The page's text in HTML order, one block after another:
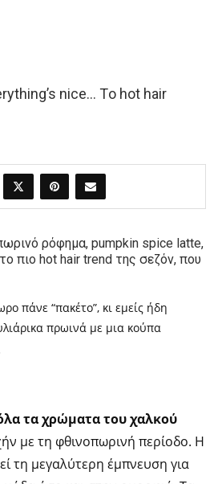
nice… Tο hot hair
ρόφημα, pumpkin spice latte,
πιο hot hair trend της σεζόν, που
πάνε “πακέτο”, κι εμείς ήδη
πρωινά με μια κούπα
τα χρώματα του χαλκού
με τη φθινοπωρινή περίοδο. Η
τη μεγαλύτερη έμπνευση για